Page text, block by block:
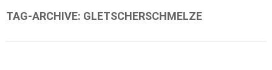
TAG-ARCHIVE: GLETSCHERSCHMELZE